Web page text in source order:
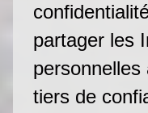
partager les
tiers de